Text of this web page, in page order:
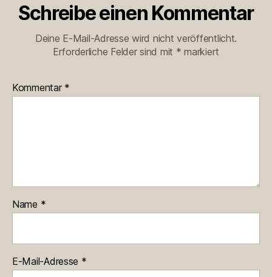
Schreibe einen Kommentar
Deine E-Mail-Adresse wird nicht veröffentlicht.
Erforderliche Felder sind mit * markiert
Kommentar *
Name *
E-Mail-Adresse *